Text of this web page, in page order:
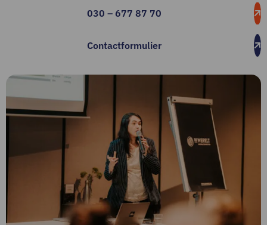
030 – 677 87 70
Contactformulier